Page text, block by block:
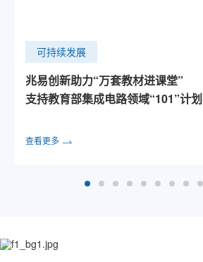
可持续发展
兆易创新助力“万套教材进课堂”
支持教育部集成电路领域“101”计划
查看更多